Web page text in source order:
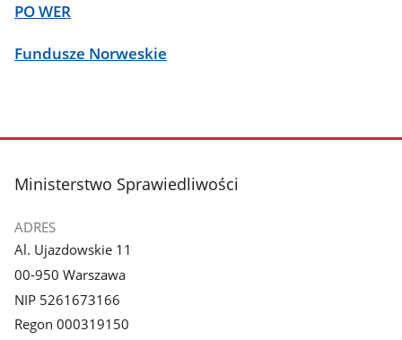
PO WER
Fundusze Norweskie
stopka
Ministerstwo Sprawiedliwości
ADRES
Al. Ujazdowskie 11
00-950 Warszawa
NIP 5261673166
Regon 000319150